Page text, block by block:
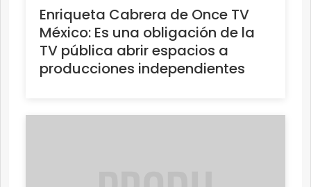
Enriqueta Cabrera de Once TV
México: Es una obligación de la
TV pública abrir espacios a
producciones independientes